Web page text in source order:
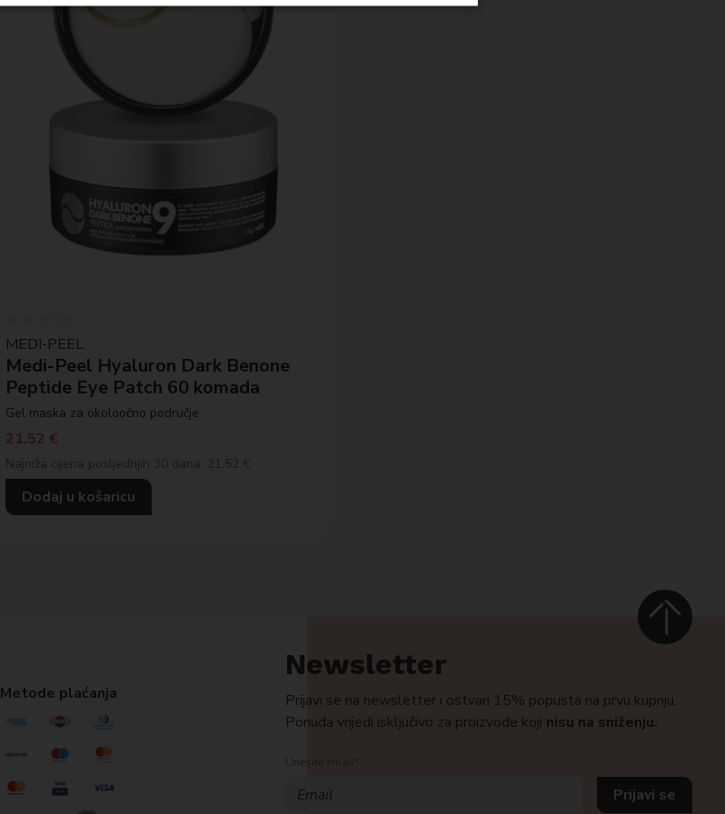
MEDI-PEEL
Medi-Peel Hyaluron Dark Benone
Peptide Eye Patch 60 komada
Gel maska za okoloočno područje
21,52 €
Najniža cijena posljednjih 30 dana: 21.52 €
Dodaj u košaricu
Metode plaćanja
Newsletter
Prijavi se na newsletter i ostvari 15% popusta na prvu kupnju.
Ponuda vrijedi isključivo za proizvode koji nisu na sniženju.
Unesite email*